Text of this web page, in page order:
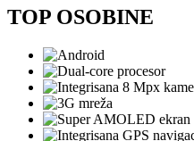
TOP OSOBINE